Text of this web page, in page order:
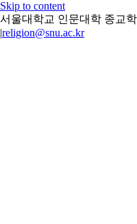
Skip to content
서울대학교 인문대학 종교
|religion@snu.ac.kr